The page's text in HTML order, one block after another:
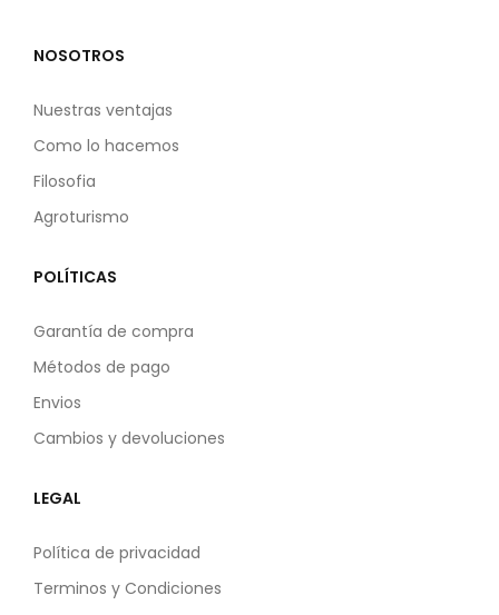
NOSOTROS
Nuestras ventajas
Como lo hacemos
Filosofia
Agroturismo
POLÍTICAS
Garantía de compra
Métodos de pago
Envios
Cambios y devoluciones
LEGAL
Política de privacidad
Terminos y Condiciones